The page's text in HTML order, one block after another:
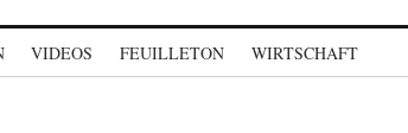
VIDEOS FEUILLETON WIRTSCHAFT